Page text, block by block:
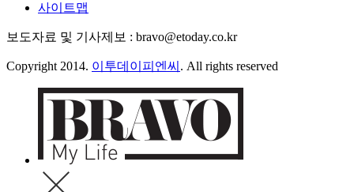
사이트맵
보도자료 및 기사제보 : bravo@etoday.co.kr
Copyright 2014. 이투데이피엔씨 . All rights reserved